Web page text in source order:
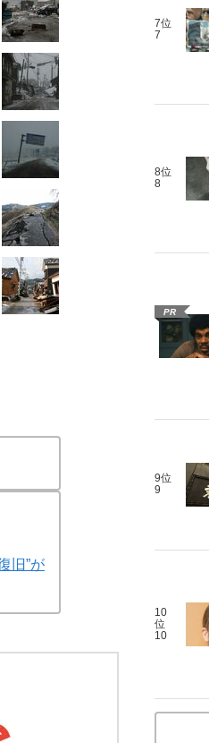
旧”が
7位
7
8位
8
PR
9位
9
10
位
10